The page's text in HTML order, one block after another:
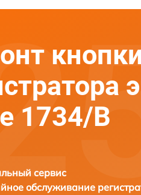
1734/B
сервис
обслуживание